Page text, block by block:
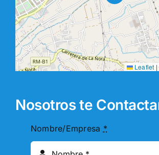
Leaflet |
Nosotros te
Nombre/Empresa *